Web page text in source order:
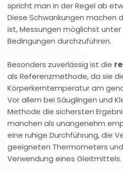
spricht man in der Regel ab
Diese Schwankungen machen
ist, Messungen möglichst
Bedingungen durchzuführen.
Besonders zuverlässig ist die
als Referenzmethode, da sie
Körperkerntemperatur am
Vor allem bei Säuglingen und
Methode die sichersten
manchen als unangenehm
eine ruhige Durchführung, die
geeigneten Thermometers
Verwendung eines Gleitmittels.